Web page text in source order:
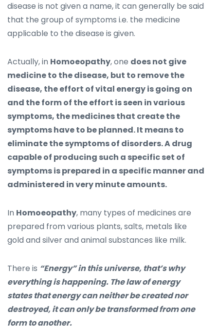
disease is not given a name, it can generally be said
that the group of symptoms i.e. the medicine
applicable to the disease is given.
Actually, in Homoeopathy, one does not give
medicine to the disease, but to remove the
disease, the effort of vital energy is going on
and the form of the effort is seen in various
symptoms, the medicines that create the
symptoms have to be planned. It means to
eliminate the symptoms of disorders. A drug
capable of producing such a specific set of
symptoms is prepared in a specific manner and
administered in very minute amounts.
In Homoeopathy, many types of medicines are
prepared from various plants, salts, metals like
gold and silver and animal substances like milk.
There is “Energy” in this universe, that’s why
everything is happening. The law of energy
states that energy can neither be created nor
destroyed, it can only be transformed from one
form to another.